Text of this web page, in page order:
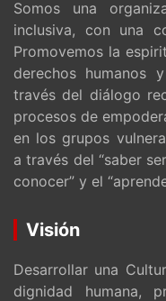
Somos una
inclusiva, con una
Promovemos la
derechos humanos
través del diálogo
procesos de
en los grupos
a través del “saber
conocer” y el
Visión
Desarrollar una
dignidad humana,